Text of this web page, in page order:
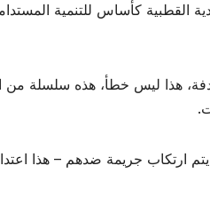
كأساس للتنمية
هذا ليس خطأ، هذه سلسلة من
ارتكاب جريمة ضدهم – هذا